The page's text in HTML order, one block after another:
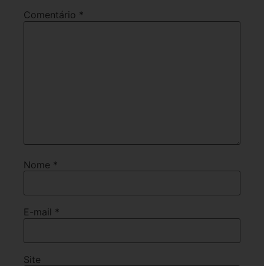
Comentário *
Nome *
E-mail *
Site